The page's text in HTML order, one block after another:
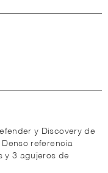
y Discovery de
referencia
y 3 agujeros de